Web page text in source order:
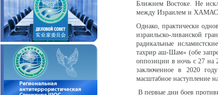
Ближнем Востоке. Не
между Израилем и ХАМАС
Однако, практически
израильско-ливанской
радикальные
тахрир аш-Шам» (обе
оппозиции в ночь с 27 на
заключенное в 2020
масштабное наступление
В первые дни боев